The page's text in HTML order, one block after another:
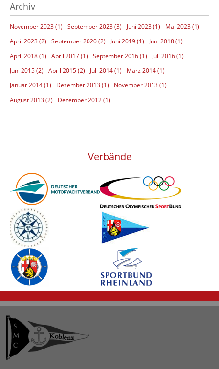
Archiv
November 2023 (1) September 2023 (3) Juni 2023 (1)
Mai 2023 (1)
April 2023 (2)
September 2020 (2) Juni 2019 (1)
Juni 2018 (1)
April 2018 (1)
April 2017 (1) September 2016 (1)
Juli 2016 (1)
Juni 2015 (2)
April 2015 (2) Juli 2014 (1)
März 2014 (1)
Januar 2014 (1)
Dezember 2013 (1)
November 2013 (1)
August 2013 (2)
Dezember 2012 (1)
Verbände